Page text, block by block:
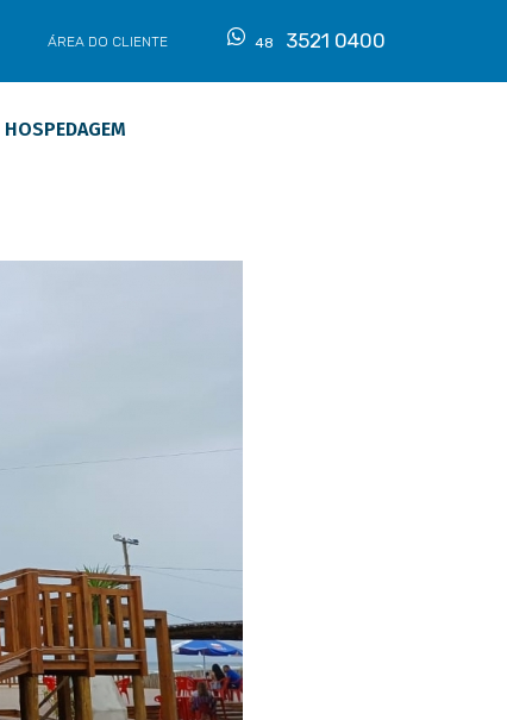
ÁREA DO CLIENTE 48 3521 0400
HOSPEDAGEM